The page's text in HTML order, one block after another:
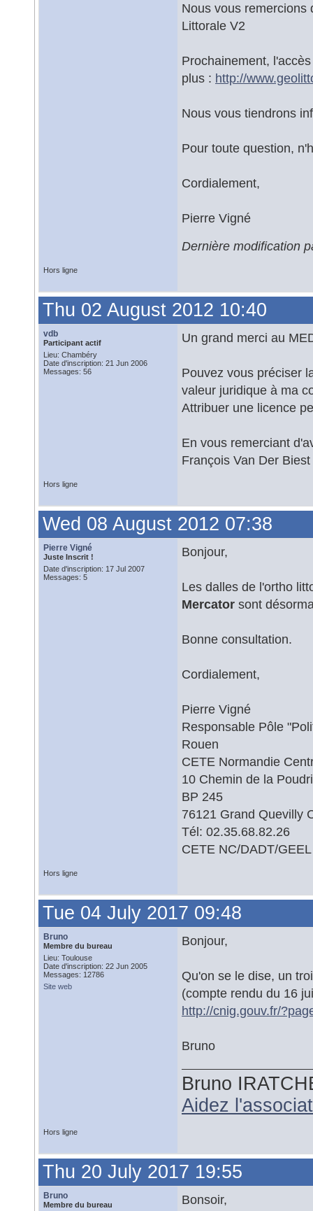
Nous vous remercions
Littorale V2
Prochainement,
plus : http://
Nous vous tiendrons
Pour toute question,
Cordialement,
Pierre Vigné
Dernière modification
Hors ligne
Thu 02 August 2012 10:40
vdb
Participant actif
Lieu: Chambéry
Date d'inscription: 21 Jun 2006
Messages: 56
Un grand merci au
Pouvez vous préciser
valeur juridique à ma
Attribuer une licence
En vous remerciant
François Van Der Biest
Hors ligne
Wed 08 August 2012 07:38
Pierre Vigné
Juste Inscrit !
Date d'inscription: 17 Jul 2007
Messages: 5
Bonjour,
Les dalles de l'ortho
Mercator sont
Bonne consultation.
Cordialement,
Pierre Vigné
Responsable Pôle
Rouen
CETE Normandie
10 Chemin de la
BP 245
76121 Grand Quevilly
Tél: 02.35.68.82.26
CETE NC/DADT/GEEL
Hors ligne
Tue 04 July 2017 09:48
Bruno
Membre du bureau
Lieu: Toulouse
Date d'inscription: 22 Jun 2005
Messages: 12786
Site web
Bonjour,
Qu'on se le dise, un
(compte rendu du 16
http://cnig.gouv.fr/
Bruno
Bruno
Aidez
Hors ligne
Thu 20 July 2017 19:55
Bruno
Membre du bureau Bonsoir,